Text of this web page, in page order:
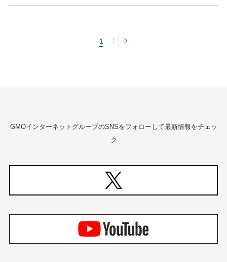
1 2
GMOインターネットグループのSNSをフォローして最新情報をチェッ
ク